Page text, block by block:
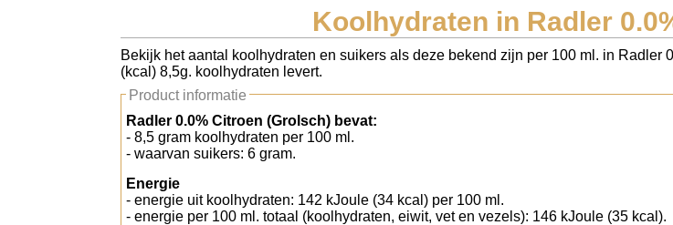
Koolhydraten tellen
Koolhydraten in Radler
Bekijk het aantal koolhydraten en suikers als deze bekend zijn per 100 ml. in
(kcal) 8,5g. koolhydraten levert.
Product informatie
Radler 0.0% Citroen (Grolsch) bevat:
- 8,5 gram koolhydraten per 100 ml.
- waarvan suikers: 6 gram.
Energie
- energie uit koolhydraten: 142 kJoule (34 kcal) per 100 ml.
- energie per 100 ml. totaal (koolhydraten, eiwit, vet en vezels): 146 kJoule (35 kcal).